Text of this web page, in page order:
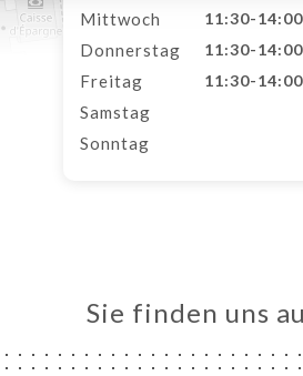
Mittwoch 11:30-
Donnerstag 11:30-
Freitag 11:30-
Samstag
Sonntag
Sie finden uns